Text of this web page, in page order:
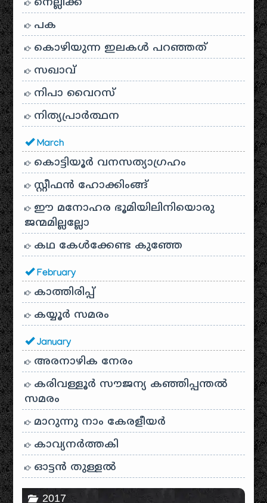
നെല്ലിക്ക
പക
കൊഴിയുന്ന ഇലകൾ പറഞ്ഞത്
സഖാവ്
നിപാ വൈറസ്
നിത്യപ്രാർത്ഥന
March
കൊട്ടിയൂർ വനസത്യാഗ്രഹം
സ്റ്റീഫൻ ഹോക്കിംങ്ങ്
ഈ മനോഹര ഭൂമിയിലിനിയൊരു
ജന്മമില്ലല്ലോ
കഥ കേൾക്കേണ്ട കുഞ്ഞേ
February
കാത്തിരിപ്പ്
കയ്യൂർ സമരം
January
അരനാഴിക നേരം
കരിവള്ളൂർ സൗജന്യ കഞ്ഞിപ്പന്തൽ
സമരം
മാറുന്നു നാം കേരളീയർ
കാവ്യനര്‍ത്തകി
ഓട്ടൻ തുള്ളൽ
2017